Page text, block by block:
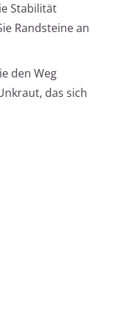
Stabilität
Randsteine an
den Weg
das sich